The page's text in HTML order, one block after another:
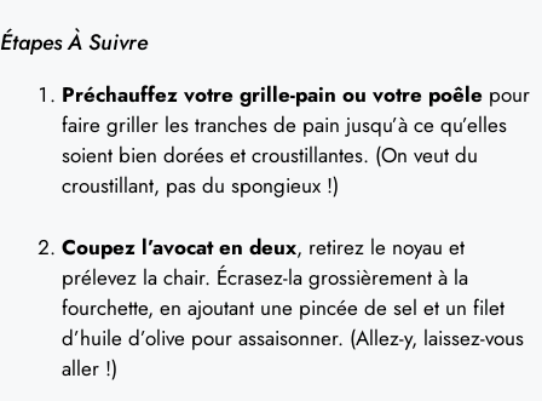
Étapes À Suivre
Préchauffez votre grille-pain ou votre poêle pour
faire griller les tranches de pain jusqu’à ce qu’elles
soient bien dorées et croustillantes. (On veut du
croustillant, pas du spongieux !)
Coupez l’avocat en deux, retirez le noyau et
prélevez la chair. Écrasez-la grossièrement à la
fourchette, en ajoutant une pincée de sel et un filet
d’huile d’olive pour assaisonner. (Allez-y, laissez-vous
aller !)